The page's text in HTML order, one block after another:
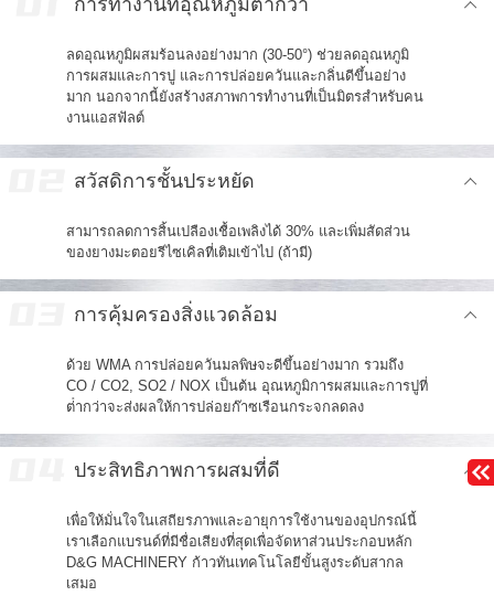
ลดอุณหภูมิผสมร้อนลงอย่างมาก (30-50°) ช่วยลดอุณหภูมิ
การผสมและการปู และการปล่อยควันและกลิ่นดีขึ้นอย่าง
มาก นอกจากนี้ยังสร้างสภาพการทํางานที่เป็นมิตรสําหรับคน
งานแอสฟัลต์
สวัสดิการชั้นประหยัด
สามารถลดการสิ้นเปลืองเชื้อเพลิงได้ 30% และเพิ่มสัดส่วน
ของยางมะตอยรีไซเคิลที่เติมเข้าไป (ถ้ามี)
การคุ้มครองสิ่งแวดล้อม
ด้วย WMA การปล่อยควันมลพิษจะดีขึ้นอย่างมาก รวมถึง
CO / CO2, SO2 / NOX เป็นต้น อุณหภูมิการผสมและการปูที่
ต่ํากว่าจะส่งผลให้การปล่อยก๊าซเรือนกระจกลดลง
ประสิทธิภาพการผสมที่ดี
เพื่อให้มั่นใจในเสถียรภาพและอายุการใช้งานของอุปกรณ์นี้
เราเลือกแบรนด์ที่มีชื่อเสียงที่สุดเพื่อจัดหาส่วนประกอบหลัก
D&G MACHINERY ก้าวทันเทคโนโลยีขั้นสูงระดับสากล
เสมอ